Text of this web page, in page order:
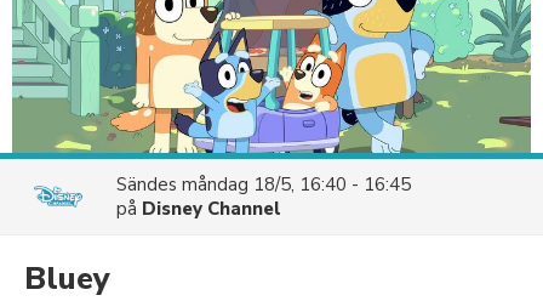
Sändes måndag 18/5, 16:40 - 16:45
på Disney Channel
Bluey